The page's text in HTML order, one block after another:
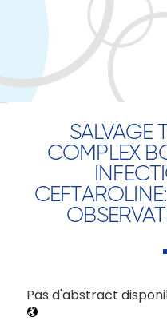
SALVAGE
COMPLEX
Pas d'abstract